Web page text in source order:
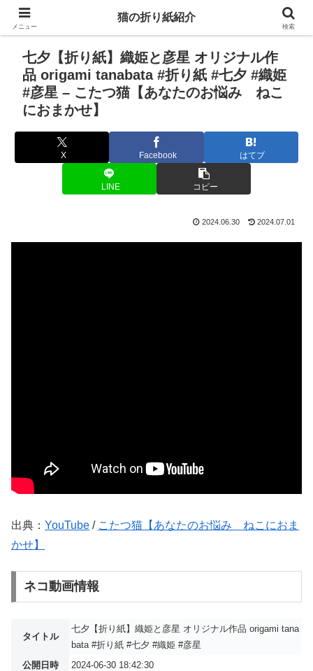
七夕【折り紙】織姫と彦星 オリジナル作
品 origami tanabata #折り紙 #七夕 #織姫
#彦星 – こたつ猫【あなたのお悩み ねこ
におまかせ】
X Facebook はてブ
LINE コピー
2024.06.30 2024.07.01
出典： YouTube / こたつ猫【あなたのお悩み ねこにおま
かせ】
ネコ動画情報
タイトル
七夕【折り紙】織姫と彦星 オリジナル作品 origami tana
bata #折り紙 #七夕 #織姫 #彦星
公開日時
2024-06-30 18:42:30
メニュー
猫の折り紙紹介
検索